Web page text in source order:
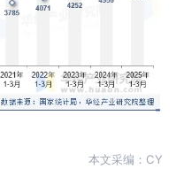
本文采编：CY